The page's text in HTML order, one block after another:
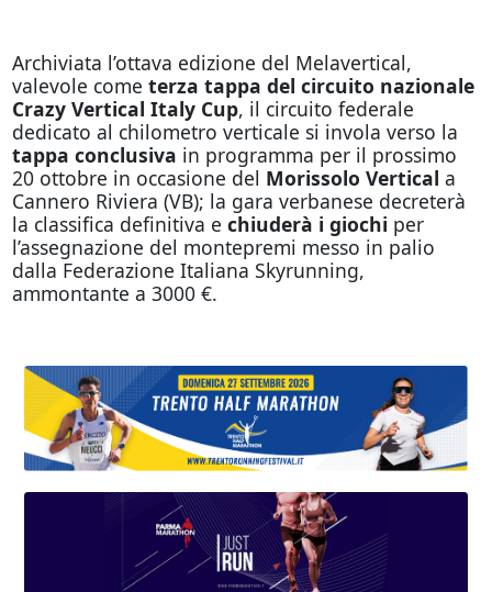
Archiviata l’ottava edizione del Melavertical,
valevole come terza tappa del circuito nazionale
Crazy Vertical Italy Cup, il circuito federale
dedicato al chilometro verticale si invola verso la
tappa conclusiva in programma per il prossimo
20 ottobre in occasione del Morissolo Vertical a
Cannero Riviera (VB); la gara verbanese decreterà
la classifica definitiva e chiuderà i giochi per
l’assegnazione del montepremi messo in palio
dalla Federazione Italiana Skyrunning,
ammontante a 3000 €.